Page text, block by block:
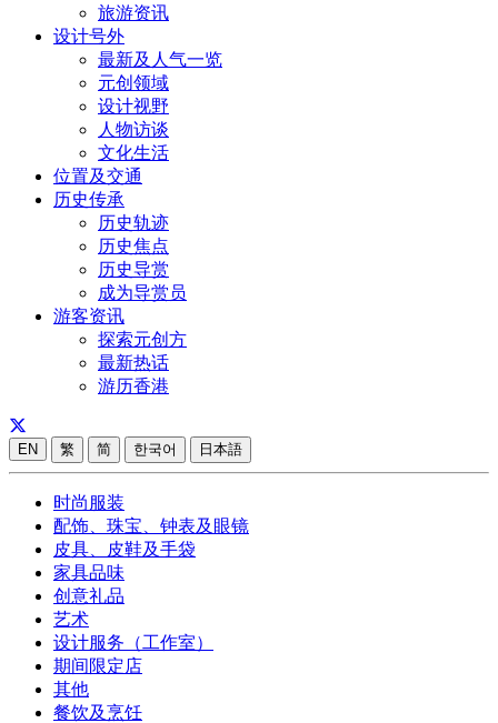
旅游资讯
设计号外
最新及人气一览
元创领域
设计视野
人物访谈
文化生活
位置及交通
历史传承
历史轨迹
历史焦点
历史导赏
成为导赏员
游客资讯
探索元创方
最新热话
游历香港
EN 繁 简 한국어 日本語
时尚服装
配饰、珠宝、钟表及眼镜
皮具、皮鞋及手袋
家具品味
创意礼品
艺术
设计服务（工作室）
期间限定店
其他
餐饮及烹饪